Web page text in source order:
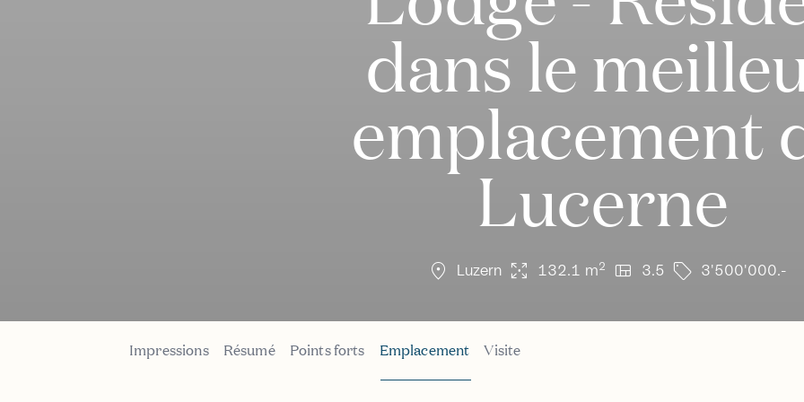
dans le
emplacement
Lucerne
location_on Luzern arrows_output 132.1 m2 view_quilt 3.5 sell 3'500'000.-
Impressions Résumé Points forts Emplacement Visite